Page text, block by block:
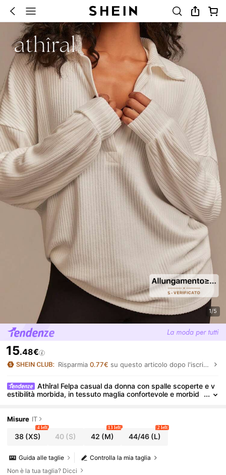
1/5
15.48€
Risparmia0.77€ su questo articolo dopo l'iscrizione.
Athîral Felpa casual da donna con spalle scoperte e v
estibilità morbida, in tessuto maglia confortevole e morbid
a, estate, felpa bianca leggera
Misure IT
38(XS)
4 left
40 (S) 42 (M)
13 left
44/46(L)
2 left
Controlla la mia taglia
Guida alle taglie
Non è la tua taglia? Dicci